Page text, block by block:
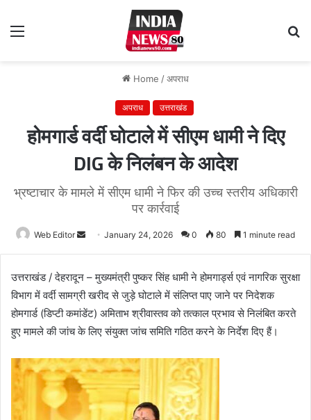
Home /अपराध
अपराध उत्तराखंड
होमगार्ड वर्दी घोटाले में सीएम धामी ने दिए
DIG के निलंबन के आदेश
भ्रष्टाचार के मामले में सीएम धामी ने फिर की उच्च स्तरीय अधिकारी
पर कार्रवाई
Web Editor
Send
an
January 24, 2026 0 80 1 minute read
उत्तराखंड / देहरादून – मुख्यमंत्री पुष्कर सिंह धामी ने होमगार्ड्स एवं नागरिक सुरक्षा
विभाग में वर्दी सामग्री खरीद से जुड़े घोटाले में संलिप्त पाए जाने पर निदेशक
होमगार्ड (डिप्टी कमांडेंट) अमिताभ श्रीवास्तव को तत्काल प्रभाव से निलंबित करते
हुए मामले की जांच के लिए संयुक्त जांच समिति गठित करने के निर्देश दिए हैं।